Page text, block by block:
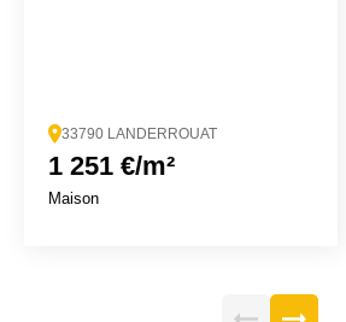
33790 LANDERROUAT
1 251 €/m²
Maison